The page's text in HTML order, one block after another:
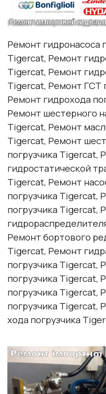
Ремонт гидронасоса
Tigercat, Ремонт
Tigercat, Ремонт
Tigercat, Ремонт ГСТ
Ремонт гидрохода
Ремонт шестерного
Tigercat, Ремонт
Tigercat, Ремонт
погрузчика Tigercat,
гидростатической
Tigercat, Ремонт
погрузчика Tigercat,
погрузчика Tigercat,
Ремонт бортового
Tigercat, Ремонт
погрузчика Tigercat,
погрузчика Tigercat,
погрузчика Tigercat,
погрузчика Tigercat,
хода погрузчика